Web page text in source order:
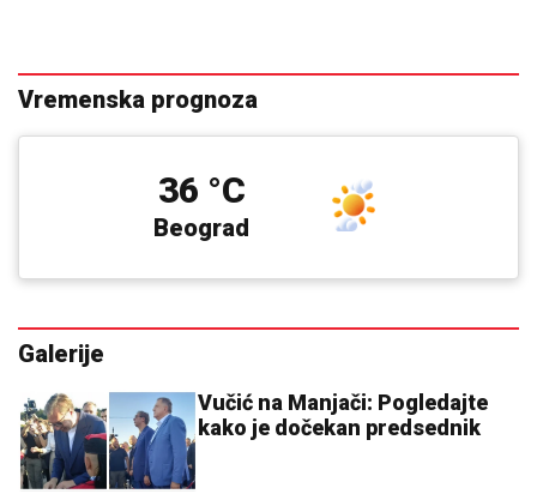
Vremenska prognoza
Beograd
36 °C
Galerije
Vučić na Manjači: Pogledajte
kako je dočekan predsednik